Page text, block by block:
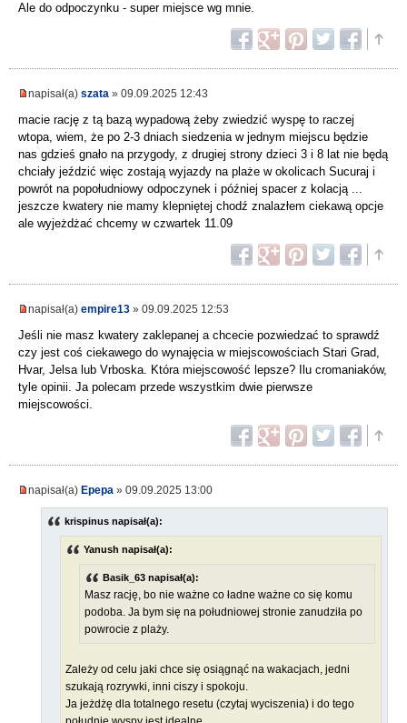
Ale do odpoczynku - super miejsce wg mnie.
napisał(a) szata » 09.09.2025 12:43
macie rację z tą bazą wypadową żeby zwiedzić wyspę to raczej
wtopa, wiem, że po 2-3 dniach siedzenia w jednym miejscu będzie
nas gdzieś gnało na przygody, z drugiej strony dzieci 3 i 8 lat nie będą
chciały jeździć więc zostają wyjazdy na plaże w okolicach Sucuraj i
powrót na popołudniowy odpoczynek i później spacer z kolacją ...
jeszcze kwatery nie mamy klepniętej chodź znalazłem ciekawą opcje
ale wyjeżdżać chcemy w czwartek 11.09
napisał(a) empire13 » 09.09.2025 12:53
Jeśli nie masz kwatery zaklepanej a chcecie pozwiedzać to sprawdź
czy jest coś ciekawego do wynajęcia w miejscowościach Stari Grad,
Hvar, Jelsa lub Vrboska. Która miejscowość lepsze? Ilu cromaniaków,
tyle opinii. Ja polecam przede wszystkim dwie pierwsze
miejscowości.
napisał(a) Epepa » 09.09.2025 13:00
krispinus napisał(a):
Yanush napisał(a):
Basik_63 napisał(a):
Masz rację, bo nie ważne co ładne ważne co się komu
podoba. Ja bym się na południowej stronie zanudziła po
powrocie z plaży.
Zależy od celu jaki chce się osiągnąć na wakacjach, jedni
szukają rozrywki, inni ciszy i spokoju.
Ja jeżdżę dla totalnego resetu (czytaj wyciszenia) i do tego